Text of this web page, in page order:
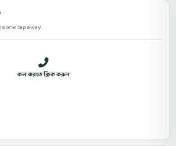
one tap away.
কল করতে ক্লিক করুন